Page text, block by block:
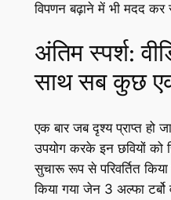
विपणन बढ़ाने में भी मदद
अंतिम स्पर्श:
साथ सब कुछ
एक बार जब दृश्य प्राप्त हो
उपयोग करके इन छवियों को
सुचारू रूप से परिवर्तित
किया गया जेन 3 अल्फा